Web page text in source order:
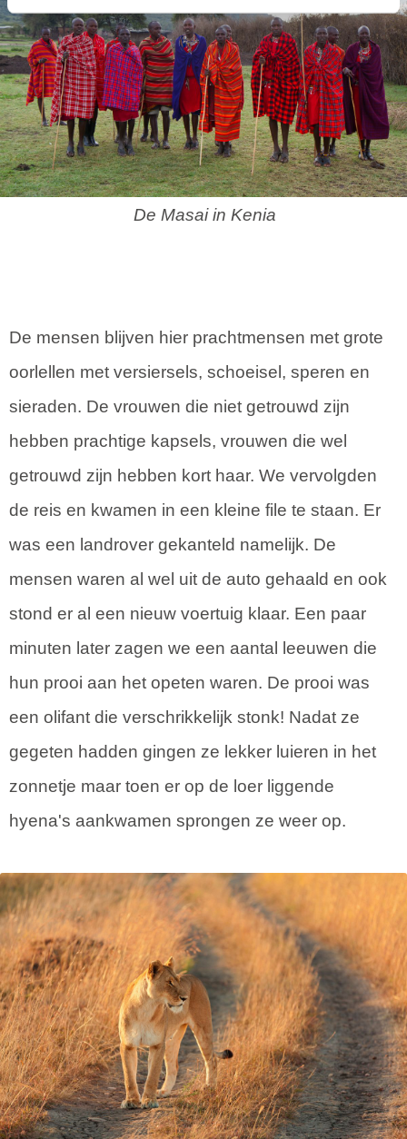
De Masai in Kenia
De mensen blijven hier prachtmensen met grote
oorlellen met versiersels, schoeisel, speren en
sieraden. De vrouwen die niet getrouwd zijn
hebben prachtige kapsels, vrouwen die wel
getrouwd zijn hebben kort haar. We vervolgden
de reis en kwamen in een kleine file te staan. Er
was een landrover gekanteld namelijk. De
mensen waren al wel uit de auto gehaald en ook
stond er al een nieuw voertuig klaar. Een paar
minuten later zagen we een aantal leeuwen die
hun prooi aan het opeten waren. De prooi was
een olifant die verschrikkelijk stonk! Nadat ze
gegeten hadden gingen ze lekker luieren in het
zonnetje maar toen er op de loer liggende
hyena's aankwamen sprongen ze weer op.